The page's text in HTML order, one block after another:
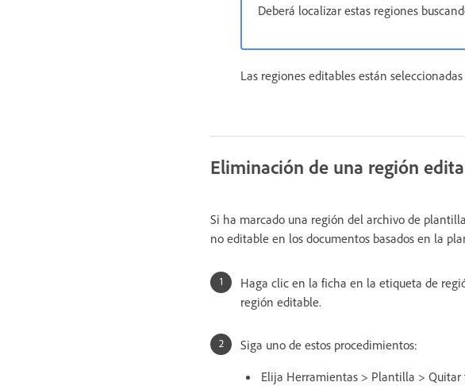
Deberá localizar estas regiones
Las regiones editables están
Eliminación de una región
Si ha marcado una región del archivo de
no editable en los documentos basados en la
Haga clic en la ficha en la etiqueta de
región editable.
Siga uno de estos procedimientos:
Elija Herramientas > Plantilla >